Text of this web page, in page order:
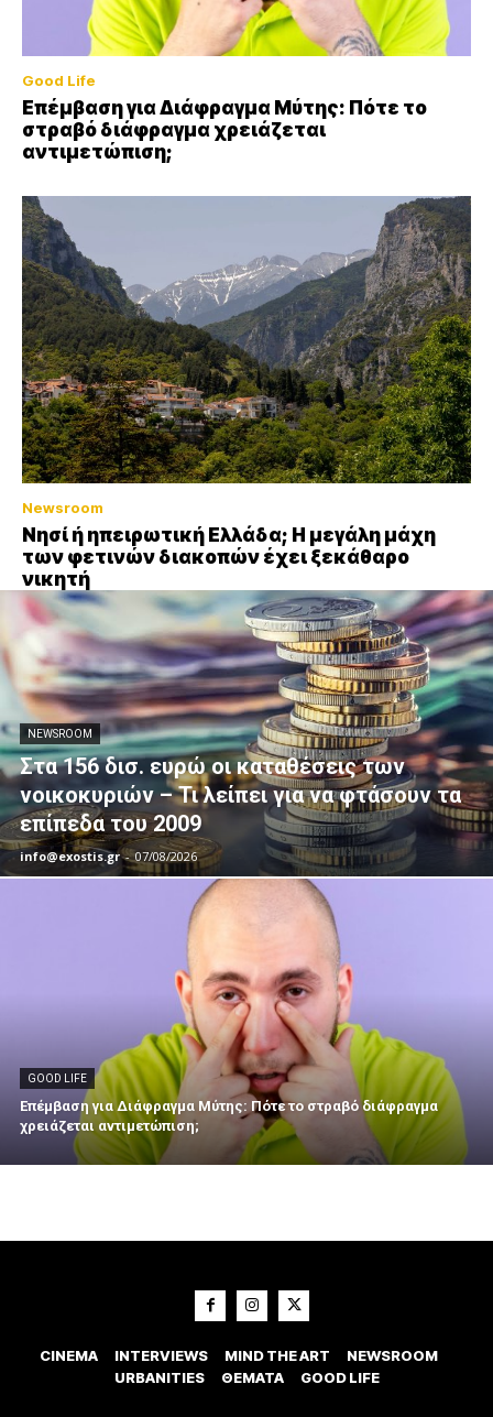
Good Life
Επέμβαση για Διάφραγμα Μύτης: Πότε το
στραβό διάφραγμα χρειάζεται
αντιμετώπιση;
Newsroom
Νησί ή ηπειρωτική Ελλάδα; Η μεγάλη μάχη
των φετινών διακοπών έχει ξεκάθαρο
νικητή
NEWSROOM
Στα 156 δισ. ευρώ οι καταθέσεις των
νοικοκυριών – Τι λείπει για να φτάσουν τα
επίπεδα του 2009
info@exostis.gr - 07/08/2026
GOOD LIFE
Επέμβαση για Διάφραγμα Μύτης: Πότε το στραβό διάφραγμα
χρειάζεται αντιμετώπιση;
CINEMA INTERVIEWS MIND THE ART
NEWSROOM
URBANITIES
ΘΕΜΑΤΑ GOOD LIFE